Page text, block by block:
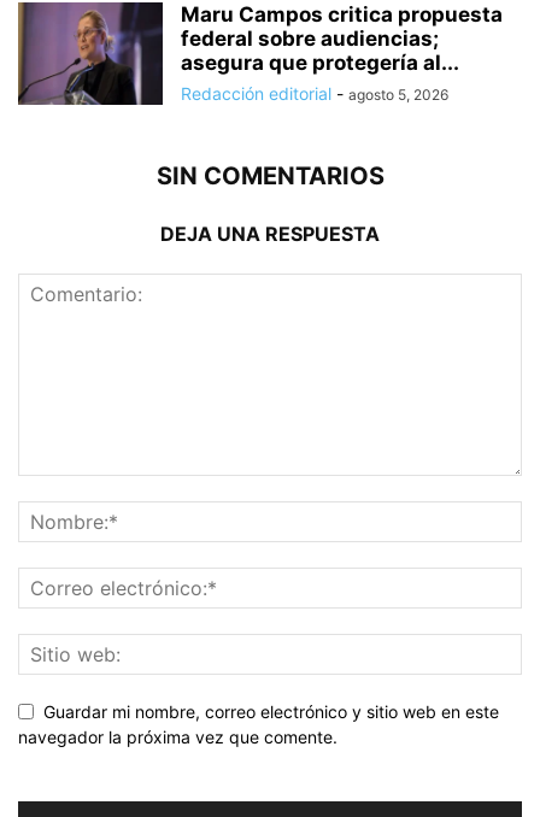
Maru Campos critica propuesta
federal sobre audiencias;
asegura que protegería al...
Redacción editorial - agosto 5, 2026
SIN COMENTARIOS
DEJA UNA RESPUESTA
Guardar mi nombre, correo electrónico y sitio web en este
navegador la próxima vez que comente.